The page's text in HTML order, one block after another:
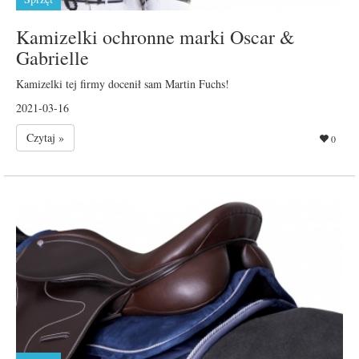
Kamizelki ochronne marki Oscar &
Gabrielle
Kamizelki tej firmy docenił sam Martin Fuchs!
2021-03-16
Czytaj »
0